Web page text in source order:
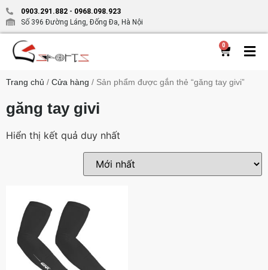
0903.291.882 - 0968.098.923
Số 396 Đường Láng, Đống Đa, Hà Nội
0
Trang chủ / Cửa hàng / Sản phẩm được gắn thẻ “găng tay givi”
găng tay givi
Hiển thị kết quả duy nhất